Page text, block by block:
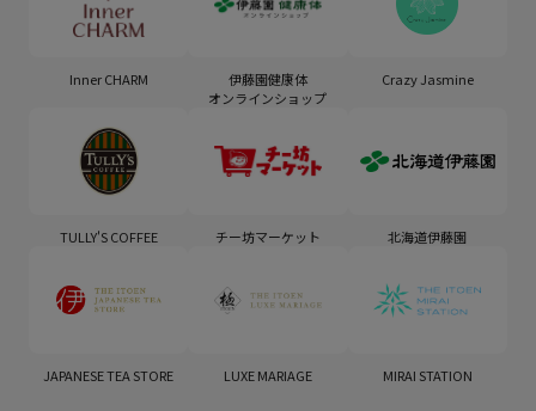
Inner CHARM
伊藤園健康体
オンラインショップ
Crazy Jasmine
TULLY'S COFFEE チー坊マーケット 北海道伊藤園
JAPANESE TEA STORE LUXE MARIAGE MIRAI STATION